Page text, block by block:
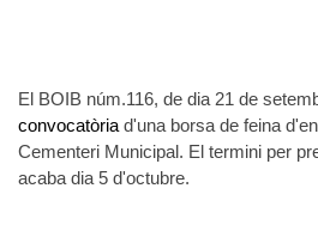
El BOIB núm.116, de dia 21 de
convocatòria d'una borsa de feina
Cementeri Municipal. El termini per
acaba dia 5 d'octubre.